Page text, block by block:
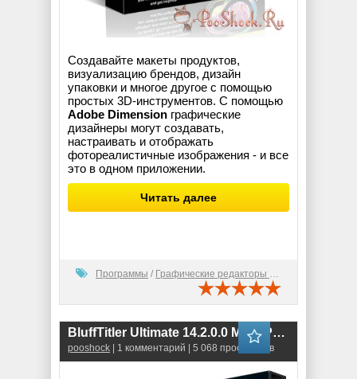
Создавайте макеты продуктов,
визуализацию брендов, дизайн
упаковки и многое другое с помощью
простых 3D-инструментов. С помощью
Adobe Dimension графические
дизайнеры могут создавать,
настраивать и отображать
фотореалистичные изображения - и все
это в одном приложении.
Читать далее
Программы / Графические редакторы (2D)
BluffTitler Ultimate 14.2.0.0 MegaPack
pooshock | 1 комментарий | 5 068 просмотров